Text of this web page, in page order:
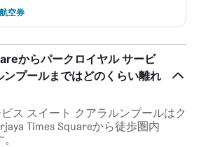
空券
からパークロイヤル サービ
ンプールまではどのくらい離れ
ス スイート クアラルンプールはク
Times Squareから徒歩圏内